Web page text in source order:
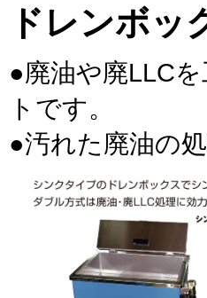
ドレンボッ
●廃油や廃LLC
トです。
●汚れた廃油の